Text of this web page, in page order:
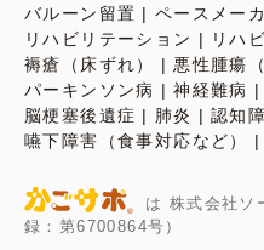
バルーン留置
ペースメー
リハビリテーション
リハ
褥瘡（床ずれ）
悪性腫瘍
パーキンソン病
神経難病
脳梗塞後遺症
肺炎
認知
嚥下障害（食事対応など）
は 株式会社ソ
録：第6700864号）